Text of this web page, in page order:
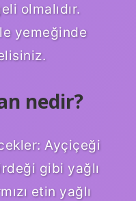
olmalıdır.
yemeğinde
nedir?
Ayçiçeği
gibi yağlı
etin yağlı